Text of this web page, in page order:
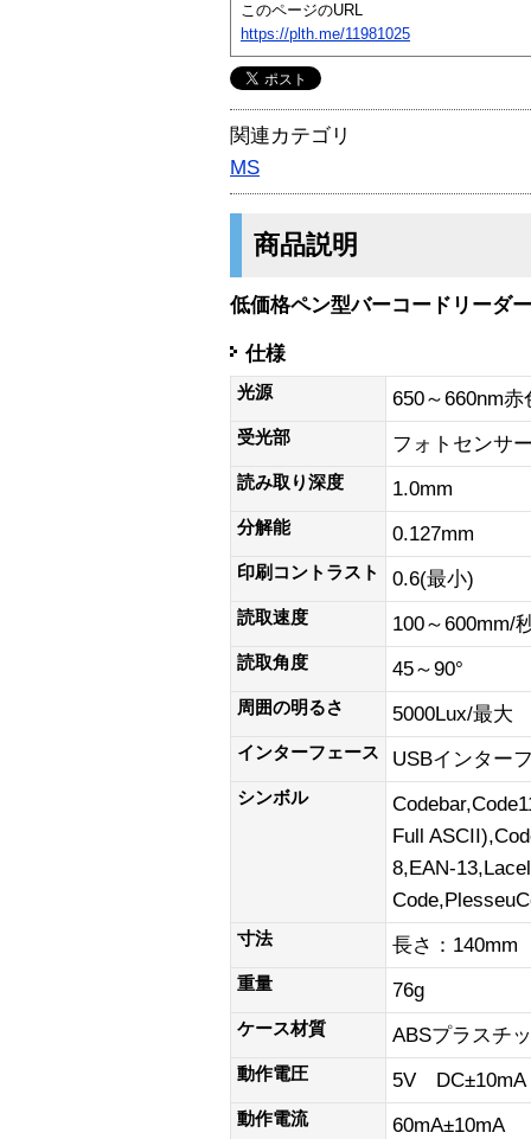
このページのURL
https://plth.me/11981025
関連カテゴリ
MS
商品説明
低価格ペン型バーコードリーダー
仕様
光源 650～660nm赤
受光部 フォトセンサ
読み取り深度 1.0mm
分解能 0.127mm
印刷コントラスト 0.6(最小)
読取速度 100～600mm/
読取角度 45～90°
周囲の明るさ 5000Lux/最大
インターフェース USBインター
シンボル
Full
8,EAN-
寸法 長さ：
重量 76g
ケース材質 ABSプラスチ
動作電圧 5V DC±10mA
動作電流 60mA±10mA